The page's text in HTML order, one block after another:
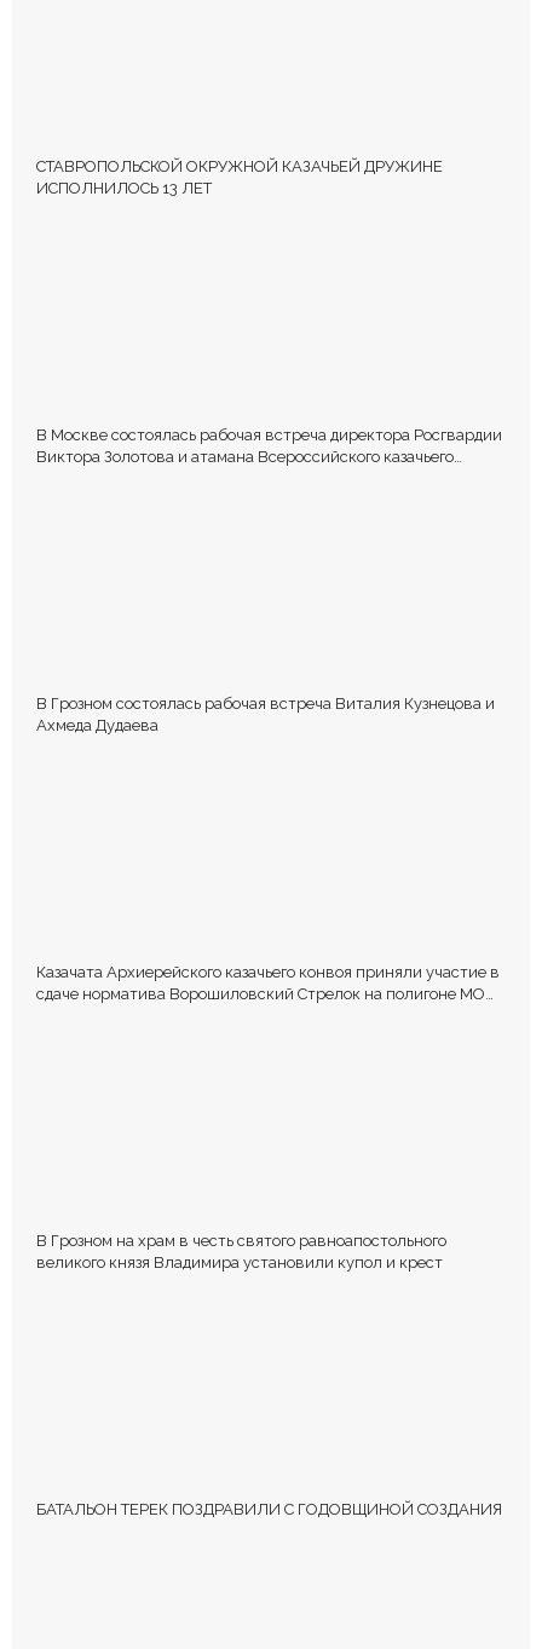
СТАВРОПОЛЬСКОЙ ОКРУЖНОЙ КАЗАЧЬЕЙ ДРУЖИНЕ
ИСПОЛНИЛОСЬ 13 ЛЕТ
В Москве состоялась рабочая встреча директора Росгвардии
Виктора Золотова и атамана Всероссийского казачьего
В Грозном состоялась рабочая встреча Виталия Кузнецова и
Ахмеда Дудаева
Казачата Архиерейского казачьего конвоя приняли участие в
сдаче норматива Ворошиловский Стрелок на полигоне МО
В Грозном на храм в честь святого равноапостольного
великого князя Владимира установили купол и крест
БАТАЛЬОН ТЕРЕК ПОЗДРАВИЛИ С ГОДОВЩИНОЙ СОЗДАНИЯ